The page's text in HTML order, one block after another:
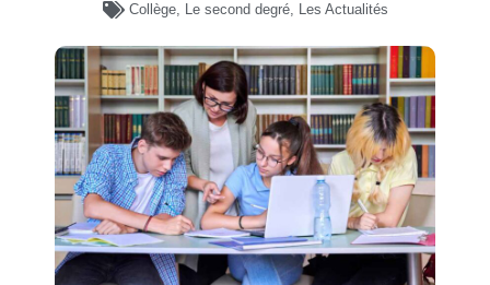
Collège, Le second degré, Les Actualités